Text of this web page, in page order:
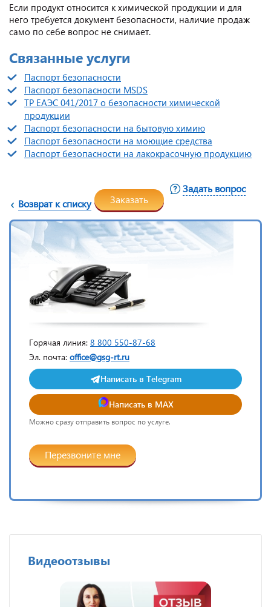
Если продукт относится к химической продукции и для
него требуется документ безопасности, наличие продаж
само по себе вопрос не снимает.
Связанные услуги
Паспорт безопасности
Паспорт безопасности MSDS
ТР ЕАЭС 041/2017 о безопасности химической
продукции
Паспорт безопасности на бытовую химию
Паспорт безопасности на моющие средства
Паспорт безопасности на лакокрасочную продукцию
Возврат к списку Заказать
Задать вопрос
Горячая линия: 8 800 550-87-68
Эл. почта: office@gsg-rt.ru
Написать в Telegram
Написать в MAX
Можно сразу отправить вопрос по услуге.
Перезвоните мне
Видеоотзывы